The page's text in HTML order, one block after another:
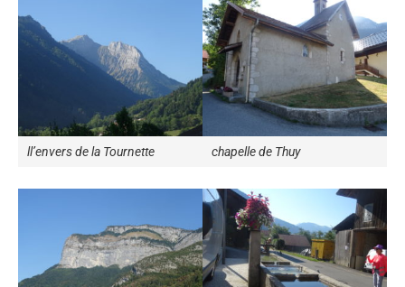
ll’envers de la Tournette chapelle de Thuy